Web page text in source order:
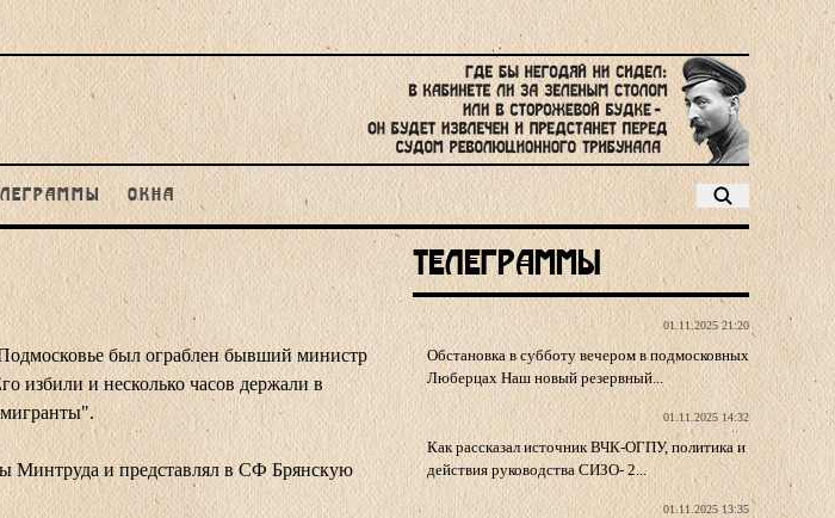
ОКНА
был ограблен бывший министр
избили и несколько часов держали в
Минтруда и представлял в СФ Брянскую
Телеграммы
01.11.2025 21:20
Обстановка в субботу вечером в подмосковных
Люберцах Наш новый резервный...
01.11.2025 14:32
Как рассказал источник ВЧК-ОГПУ, политика и
действия руководства СИЗО- 2...
01.11.2025 13:35